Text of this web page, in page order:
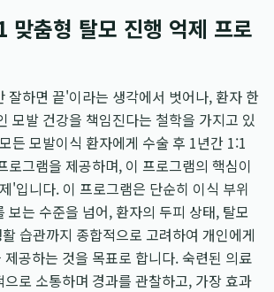
맞춤형 탈모 진행 억제 프로
잘하면 끝'이라는 생각에서 벗어나, 환자 한
모발 건강을 책임진다는 철학을 가지고 있
든 모발이식 환자에게 수술 후 1년간 1:1
로그램을 제공하며, 이 프로그램의 핵심이
'입니다. 이 프로그램은 단순히 이식 부위
보는 수준을 넘어, 환자의 두피 상태, 탈모
습관까지 종합적으로 고려하여 개인에게
공하는 것을 목표로 합니다. 숙련된 의료
로 소통하며 경과를 관찰하고, 가장 효과